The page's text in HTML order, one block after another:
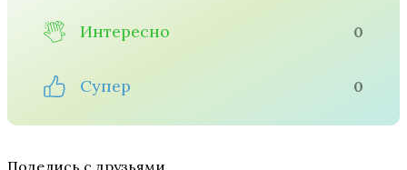
Интересно 0
Супер 0